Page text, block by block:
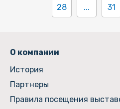
28 ... 31
О компании
История
Партнеры
Правила посещения